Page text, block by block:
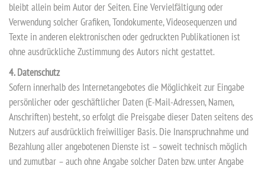
bleibt allein beim Autor der Seiten. Eine Vervielfältigung oder
Verwendung solcher Grafiken, Tondokumente, Videosequenzen und
Texte in anderen elektronischen oder gedruckten Publikationen ist
ohne ausdrückliche Zustimmung des Autors nicht gestattet.
4. Datenschutz
Sofern innerhalb des Internetangebotes die Möglichkeit zur Eingabe
persönlicher oder geschäftlicher Daten (E-Mail-Adressen, Namen,
Anschriften) besteht, so erfolgt die Preisgabe dieser Daten seitens des
Nutzers auf ausdrücklich freiwilliger Basis. Die Inanspruchnahme und
Bezahlung aller angebotenen Dienste ist – soweit technisch möglich
und zumutbar – auch ohne Angabe solcher Daten bzw. unter Angabe